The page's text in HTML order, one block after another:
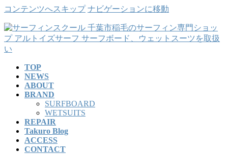
コンテンツへスキップ ナビゲーションに移動
TOP
NEWS
ABOUT
BRAND
SURFBOARD
WETSUITS
REPAIR
Takuro Blog
ACCESS
CONTACT